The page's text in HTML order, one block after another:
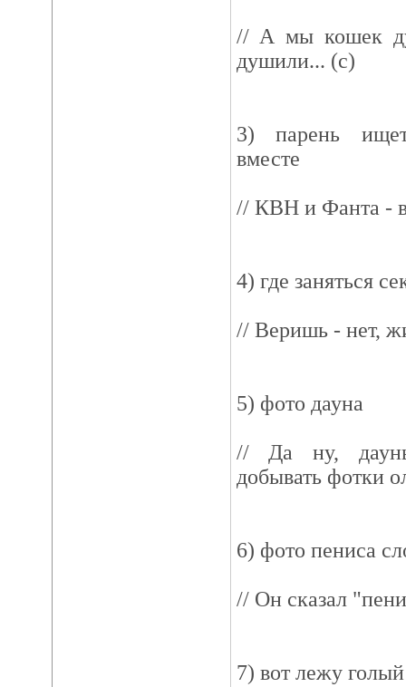
// А мы кошек
душили... (с)
3) парень ищет
вместе
// КВН и Фанта -
4) где заняться
// Веришь - нет,
5) фото дауна
// Да ну,
добывать фотки
6) фото пениса
// Он сказал
7) вот лежу